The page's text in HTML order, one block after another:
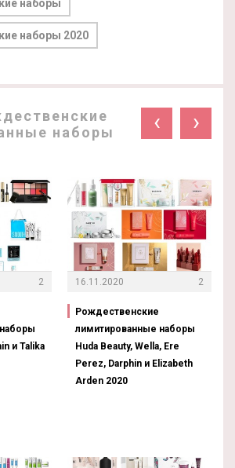
наборы
наборы 2020
наборы
‹ ›
2
и Talika
16.11.2020 2
Рождественские
лимитированные наборы
Huda Beauty, Wella, Ere
Perez, Darphin и Elizabeth
Arden 2020